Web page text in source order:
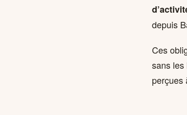
depuis
Ces
sans les
perçues